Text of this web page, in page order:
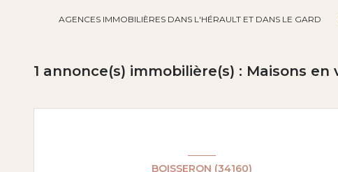
AGENCES IMMOBILIÈRES DANS L'HÉRAULT ET DANS LE GARD
1 annonce(s) immobilière(s) : Maisons en
BOISSERON (34160)